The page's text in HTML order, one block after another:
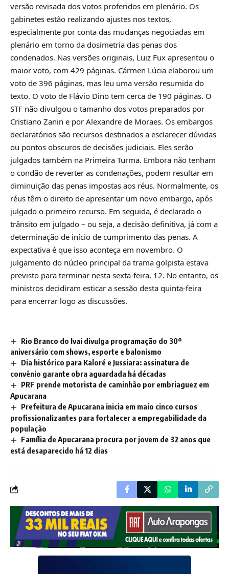
versão revisada dos votos proferidos em plenário. Os
gabinetes estão realizando ajustes nos textos,
especialmente por conta das mudanças negociadas em
plenário em torno da dosimetria das penas dos
condenados. Nas versões originais, Luiz Fux apresentou o
maior voto, com 429 páginas. Cármen Lúcia elaborou um
voto de 396 páginas, mas leu uma versão resumida do
texto. O voto de Flávio Dino tem cerca de 190 páginas. O
STF não divulgou o tamanho dos votos preparados por
Cristiano Zanin e por Alexandre de Moraes. Os embargos
declaratórios são recursos destinados a esclarecer dúvidas
ou pontos obscuros de decisões judiciais. Eles serão
julgados também na Primeira Turma. Embora não tenham
o condão de reverter as condenações, podem resultar em
diminuição das penas impostas aos réus. Normalmente, os
réus têm o direito de apresentar um novo embargo, após
julgado o primeiro recurso. Em seguida, é declarado o
trânsito em julgado – ou seja, a decisão definitiva, já com a
determinação de início de cumprimento das penas. A
expectativa é que isso aconteça em novembro. O
julgamento do núcleo principal da trama golpista estava
previsto para terminar nesta sexta-feira, 12. No entanto, os
ministros decidiram esticar a sessão desta quinta-feira
para encerrar logo as discussões.
Rio Branco do Ivaí divulga programação do 30º
aniversário com shows, esporte e balonismo
Dia histórico para Kaloré e Jussiara: assinatura de
convênio garante obra aguardada há décadas
PRF prende motorista de caminhão por embriaguez em
Apucarana
Prefeitura de Apucarana inicia em maio cinco cursos
profissionalizantes para fortalecer a empregabilidade da
população
Família de Apucarana procura por jovem de 32 anos que
está desaparecido há 12 dias